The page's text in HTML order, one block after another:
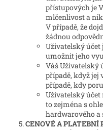
přístupových je
mlčenlivost a
V případě, že
žádnou
Uživatelský účet
umožnit jeho
Váš Uživatelský
případě, když jej
případě, kdy
Uživatelský účet
to zejména s
hardwarového a
CENOVÉ A